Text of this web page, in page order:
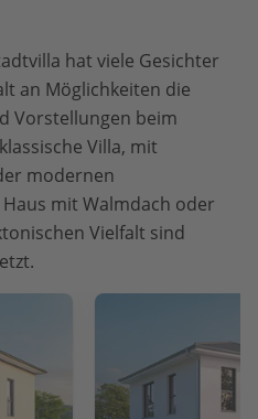
hat viele Gesichter
an Möglichkeiten die
Vorstellungen beim
Villa, mit
modernen
mit Walmdach oder
Vielfalt sind